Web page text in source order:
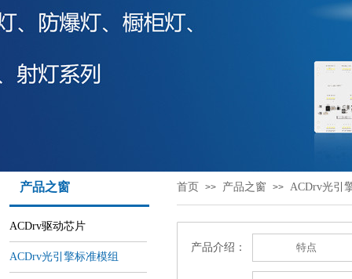
产品之窗 首页 >> 产品之窗 >> ACDrv光引
ACDrv驱动芯片
ACDrv光引擎标准模组
产品介绍： 特点